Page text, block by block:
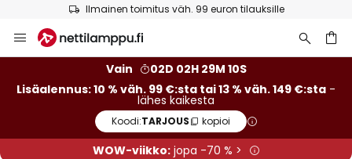
Ilmainen toimitus väh. 99 euron tilauksille
to
Vain
02D 02H 29M 10S
Lisäalennus: 10 % väh. 99 €:sta tai 13 % väh. 149 €:sta -
lähes kaikesta
Koodi:TARJOUS kopioi
WOW-viikko:jopa -70 % >